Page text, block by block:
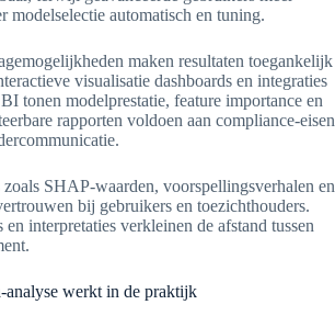
modelselectie automatisch en tuning.
maken resultaten toegankelijk
visualisatie dashboards en integraties
tonen modelprestatie, feature importance en
rapporten voldoen aan compliance-eisen
SHAP-waarden, voorspellingsverhalen en
bij gebruikers en toezichthouders.
interpretaties verkleinen de afstand tussen
analyse werkt in de praktijk